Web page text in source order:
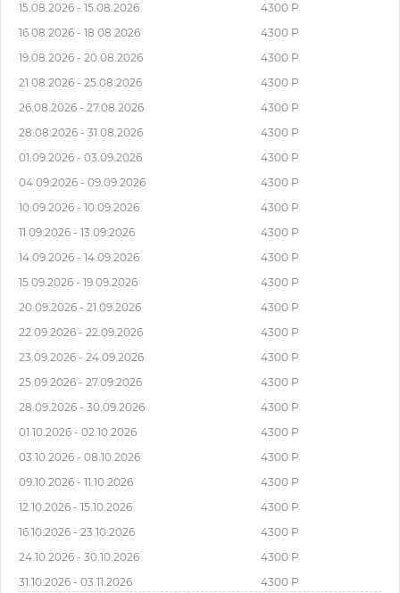
15.08.2026 - 15.08.2026
16.08.2026 - 18.08.2026
19.08.2026 - 20.08.2026
21.08.2026 - 25.08.2026
26.08.2026 - 27.08.2026
28.08.2026 - 31.08.2026
01.09.2026 - 03.09.2026
04.09.2026 - 09.09.2026
10.09.2026 - 10.09.2026
11.09.2026 - 13.09.2026
14.09.2026 - 14.09.2026
15.09.2026 - 19.09.2026
20.09.2026 - 21.09.2026
22.09.2026 - 22.09.2026
23.09.2026 - 24.09.2026
25.09.2026 - 27.09.2026
28.09.2026 - 30.09.2026
01.10.2026 - 02.10.2026
03.10.2026 - 08.10.2026
09.10.2026 - 11.10.2026
12.10.2026 - 15.10.2026
16.10.2026 - 23.10.2026
24.10.2026 - 30.10.2026
31.10.2026 - 03.11.2026
4300 Р
4300 Р
4300 Р
4300 Р
4300 Р
4300 Р
4300 Р
4300 Р
4300 Р
4300 Р
4300 Р
4300 Р
4300 Р
4300 Р
4300 Р
4300 Р
4300 Р
4300 Р
4300 Р
4300 Р
4300 Р
4300 Р
4300 Р
4300 Р